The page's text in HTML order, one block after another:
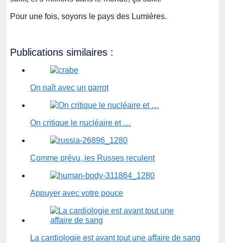
Pour une fois, soyons le pays des Lumières.
Publications similaires :
On naît avec un garrot
On critique le nucléaire et …
Comme prévu, les Russes reculent
Appuyer avec votre pouce
La cardiologie est avant tout une affaire de sang